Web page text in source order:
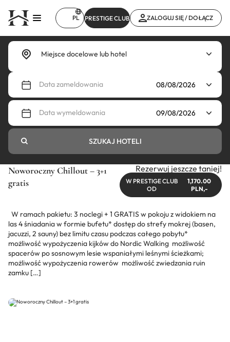
treści
PL PRESTIGE CLUB ZALOGUJ SIĘ / DOŁĄCZ
Data zameldowania
Data wymeldowania
SZUKAJ HOTELI
Noworoczny Chillout – 3+1
gratis
Rezerwuj jeszcze taniej!
W PRESTIGE CLUB
OD
1,170.00
PLN,-
W ramach pakietu: 3 noclegi + 1 GRATIS w pokoju z widokiem na
las 4 śniadania w formie bufetu* dostęp do strefy mokrej (basen,
jacuzzi, 2 sauny) bez limitu czasu podczas całego pobytu*
możliwość wypożyczenia kijków do Nordic Walking możliwość
spacerów po sosnowym lesie wspaniałymi leśnymi ścieżkami;
możliwość wypożyczenia rowerów możliwość zwiedzania ruin
zamku […]